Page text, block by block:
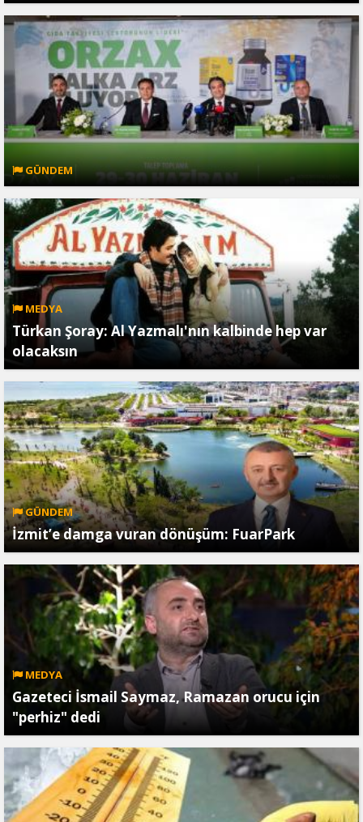
GÜNDEM
MEDYA
Türkan Şoray: Al Yazmalı'nın kalbinde hep var
olacaksın
GÜNDEM
İzmit’e damga vuran dönüşüm: FuarPark
MEDYA
Gazeteci İsmail Saymaz, Ramazan orucu için
"perhiz" dedi